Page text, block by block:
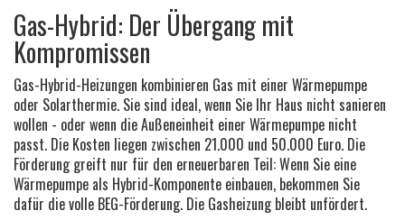
Gas-Hybrid: Der Übergang mit
Kompromissen
Gas-Hybrid-Heizungen kombinieren Gas mit einer Wärmepumpe
oder Solarthermie. Sie sind ideal, wenn Sie Ihr Haus nicht sanieren
wollen - oder wenn die Außeneinheit einer Wärmepumpe nicht
passt. Die Kosten liegen zwischen 21.000 und 50.000 Euro. Die
Förderung greift nur für den erneuerbaren Teil: Wenn Sie eine
Wärmepumpe als Hybrid-Komponente einbauen, bekommen Sie
dafür die volle BEG-Förderung. Die Gasheizung bleibt unfördert.